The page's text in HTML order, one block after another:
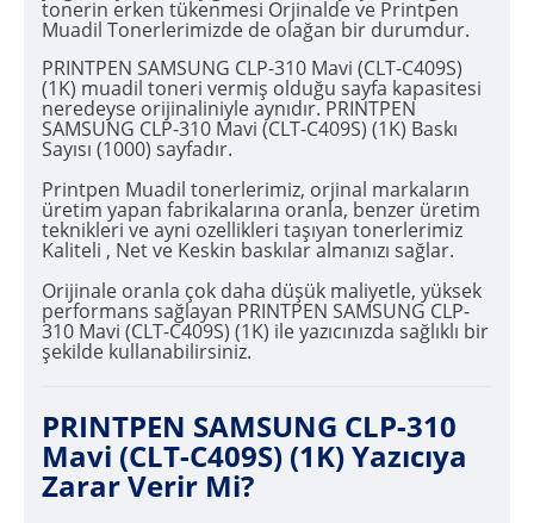
tonerin erken tükenmesi Orjinalde ve Printpen
Muadil Tonerlerimizde de olağan bir durumdur.
PRINTPEN SAMSUNG CLP-310 Mavi (CLT-C409S)
(1K) muadil toneri vermiş olduğu sayfa kapasitesi
neredeyse orijinaliniyle aynıdır. PRINTPEN
SAMSUNG CLP-310 Mavi (CLT-C409S) (1K) Baskı
Sayısı (1000) sayfadır.
Printpen Muadil tonerlerimiz, orjinal markaların
üretim yapan fabrikalarına oranla, benzer üretim
teknikleri ve ayni ozellikleri taşıyan tonerlerimiz
Kaliteli , Net ve Keskin baskılar almanızı sağlar.
Orijinale oranla çok daha düşük maliyetle, yüksek
performans sağlayan PRINTPEN SAMSUNG CLP-
310 Mavi (CLT-C409S) (1K) ile yazıcınızda sağlıklı bir
şekilde kullanabilirsiniz.
PRINTPEN SAMSUNG CLP-310
Mavi (CLT-C409S) (1K) Yazıcıya
Zarar Verir Mi?